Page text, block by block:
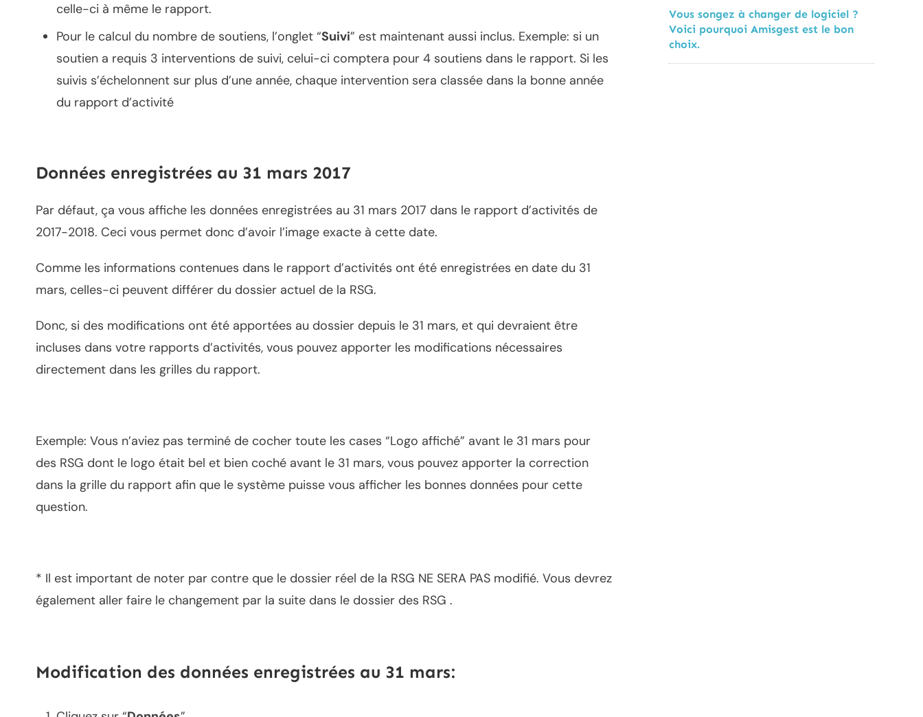
celle-ci à même le rapport.
Pour le calcul du nombre de soutiens, l’onglet “Suivi” est maintenant aussi inclus. Exemple: si un
soutien a requis 3 interventions de suivi, celui-ci comptera pour 4 soutiens dans le rapport. Si les
suivis s’échelonnent sur plus d’une année, chaque intervention sera classée dans la bonne année
du rapport d’activité
Données enregistrées au 31 mars 2017
Par défaut, ça vous affiche les données enregistrées au 31 mars 2017 dans le rapport d’activités de
2017-2018. Ceci vous permet donc d’avoir l’image exacte à cette date.
Comme les informations contenues dans le rapport d’activités ont été enregistrées en date du 31
mars, celles-ci peuvent différer du dossier actuel de la RSG.
Donc, si des modifications ont été apportées au dossier depuis le 31 mars, et qui devraient être
incluses dans votre rapports d’activités, vous pouvez apporter les modifications nécessaires
directement dans les grilles du rapport.
Exemple: Vous n’aviez pas terminé de cocher toute les cases “Logo affiché” avant le 31 mars pour
des RSG dont le logo était bel et bien coché avant le 31 mars, vous pouvez apporter la correction
dans la grille du rapport afin que le système puisse vous afficher les bonnes données pour cette
question.
* Il est important de noter par contre que le dossier réel de la RSG NE SERA PAS modifié. Vous devrez
également aller faire le changement par la suite dans le dossier des RSG .
Modification des données enregistrées au 31 mars:
Vous songez à changer de logiciel ?
Voici pourquoi Amisgest est le bon
choix.